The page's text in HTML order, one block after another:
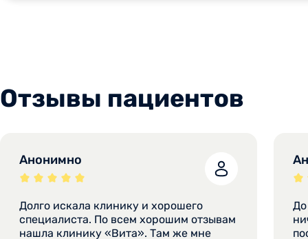
Отзывы пациентов
Анонимно
Долго искала клинику и хорошего
специалиста. По всем хорошим отзывам
нашла клинику «Вита». Там же мне
До